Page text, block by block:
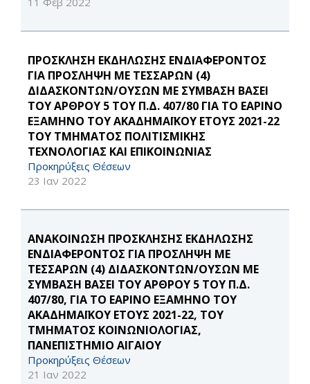
ΠΡΟΣΚΛΗΣΗ ΕΚΔΗΛΩΣΗΣ ΕΝΔΙΑΦΕΡΟΝΤΟΣ
ΓΙΑ ΠΡΟΣΛΗΨΗ ΜΕ ΤΕΣΣΑΡΩΝ (4)
ΔΙΔΑΣΚΟΝΤΩΝ/ΟΥΣΩΝ ΜΕ ΣΥΜΒΑΣΗ ΒΑΣΕΙ
ΤΟΥ ΑΡΘΡΟΥ 5 ΤΟΥ Π.Δ. 407/80 ΓΙΑ ΤΟ ΕΑΡΙΝΟ
ΕΞΑΜΗΝΟ ΤΟΥ ΑΚΑΔΗΜΑΪΚΟΥ ΕΤΟΥΣ 2021-22
ΤΟΥ ΤΜΗΜΑΤΟΣ ΠΟΛΙΤΙΣΜΙΚΗΣ
ΤΕΧΝΟΛΟΓΙΑΣ ΚΑΙ ΕΠΙΚΟΙΝΩΝΙΑΣ
Προκηρύξεις Θέσεων
23 Ιαν 2022
ΑΝΑΚΟΙΝΩΣΗ ΠΡΟΣΚΛΗΣΗΣ ΕΚΔΗΛΩΣΗΣ
ΕΝΔΙΑΦΕΡΟΝΤΟΣ ΓΙΑ ΠΡΟΣΛΗΨΗ ΜΕ
ΤΕΣΣΑΡΩΝ (4) ΔΙΔΑΣΚΟΝΤΩΝ/ΟΥΣΩΝ ΜΕ
ΣΥΜΒΑΣΗ ΒΑΣΕΙ ΤΟΥ ΑΡΘΡΟΥ 5 ΤΟΥ Π.Δ.
407/80, ΓΙΑ ΤΟ ΕΑΡΙΝΟ ΕΞΑΜΗΝΟ ΤΟΥ
ΑΚΑΔΗΜΑΪΚΟΥ ΕΤΟΥΣ 2021-22, ΤΟΥ
ΤΜΗΜΑΤΟΣ ΚΟΙΝΩΝΙΟΛΟΓΙΑΣ,
ΠΑΝΕΠΙΣΤΗΜΙΟ ΑΙΓΑΙΟΥ
Προκηρύξεις Θέσεων
21 Ιαν 2022